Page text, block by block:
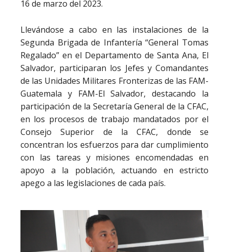
16 de marzo del 2023.
Llevándose a cabo en las instalaciones de la
Segunda Brigada de Infantería “General Tomas
Regalado” en el Departamento de Santa Ana, El
Salvador, participaran los Jefes y Comandantes
de las Unidades Militares Fronterizas de las FAM-
Guatemala y FAM-El Salvador, destacando la
participación de la Secretaría General de la CFAC,
en los procesos de trabajo mandatados por el
Consejo Superior de la CFAC, donde se
concentran los esfuerzos para dar cumplimiento
con las tareas y misiones encomendadas en
apoyo a la población, actuando en estricto
apego a las legislaciones de cada país.